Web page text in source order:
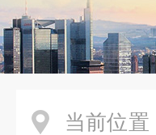
当前位置